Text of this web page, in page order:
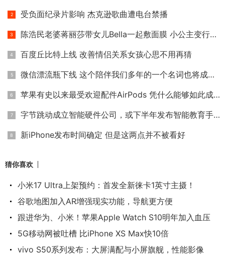
受负面纪录片影响 杰克逊歌曲遭电台禁播
陈浩民老婆蒋丽莎带女儿Bella一起敷面膜 小公主变行走的表情包
百度丘比特上线 改善情侣关系女孩心思不用再猜
微信漂流瓶下线 这个陪伴我们多年的一个名词也将成为历史
苹果有史以来最受欢迎配件AirPods 凭什么能够如此成功？
字节跳动成立智能硬件公司，或下半年发布智能教育手机
新iPhone发布时间确定 但是这两点并不被看好
猜你喜欢
小米17 Ultra上架预约：首发全新徕卡1英寸主摄！
谷歌地图加入AR增强现实功能，导航更方便
跟进华为、小米！苹果Apple Watch S10明年加入血压
5G移动网被吐槽 比iPhone XS Max快10倍
vivo S50系列发布：大屏满配与小屏旗舰，性能影像